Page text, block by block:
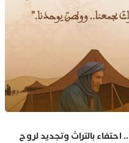
ملتقى قبيلة أيت ياسين في دورته الـ63.. احتفاء بالتراث وتجديد لروح